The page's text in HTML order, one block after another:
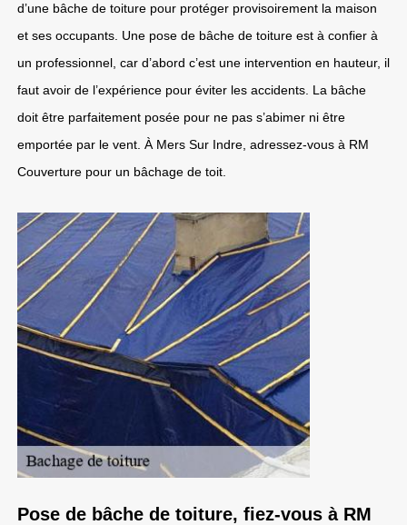
d’une bâche de toiture pour protéger provisoirement la maison
et ses occupants. Une pose de bâche de toiture est à confier à
un professionnel, car d’abord c’est une intervention en hauteur, il
faut avoir de l’expérience pour éviter les accidents. La bâche
doit être parfaitement posée pour ne pas s’abimer ni être
emportée par le vent. À Mers Sur Indre, adressez-vous à RM
Couverture pour un bâchage de toit.
Pose de bâche de toiture, fiez-vous à RM